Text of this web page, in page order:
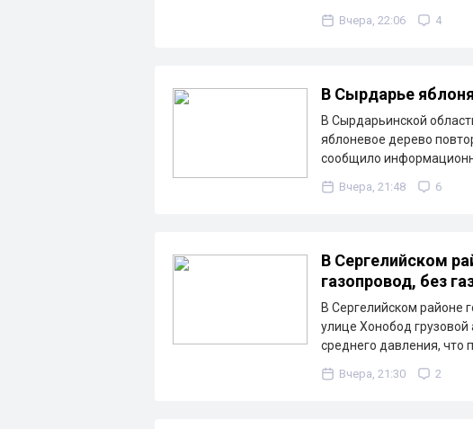
Вчера, 22:06 4
В Сырдарье
В Сырдарьинской
яблоневое дерево
сообщило
Вчера, 21:48 6
В Сергелийском
газопровод, без
В Сергелийском районе
улице Хонобод
среднего давления, что
Вчера, 21:30 2